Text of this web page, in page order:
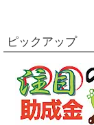
ピックアップ